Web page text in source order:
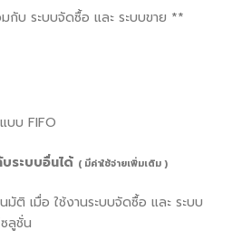
กับ ระบบจัดซื้อ และ ระบบขาย **
บบ FIFO
ระบบอื่นได้ ( มีค่าใช้จ่ายเพิ่มเติม )
ติ เมื่อ ใช้งานระบบจัดซื้อ และ ระบบ
ลูชั่น